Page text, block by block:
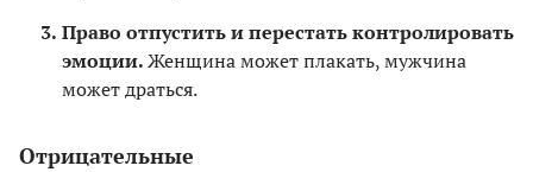
Право отпустить и перестать контролировать
эмоции.Женщина может плакать, мужчина
может драться.
Отрицательные